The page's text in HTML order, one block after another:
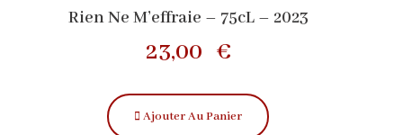
Rien Ne M’effraie – 75cL – 2023
23,00 €
Ajouter Au Panier